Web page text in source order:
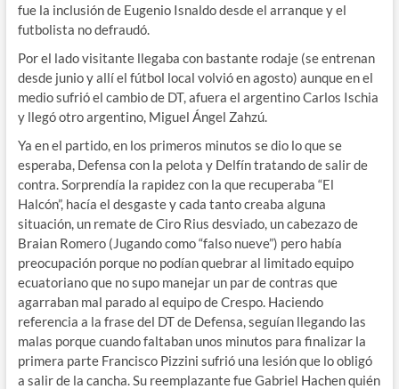
fue la inclusión de Eugenio Isnaldo desde el arranque y el
futbolista no defraudó.
Por el lado visitante llegaba con bastante rodaje (se entrenan
desde junio y allí el fútbol local volvió en agosto) aunque en el
medio sufrió el cambio de DT, afuera el argentino Carlos Ischia
y llegó otro argentino, Miguel Ángel Zahzú.
Ya en el partido, en los primeros minutos se dio lo que se
esperaba, Defensa con la pelota y Delfín tratando de salir de
contra. Sorprendía la rapidez con la que recuperaba “El
Halcón”, hacía el desgaste y cada tanto creaba alguna
situación, un remate de Ciro Rius desviado, un cabezazo de
Braian Romero (Jugando como “falso nueve”) pero había
preocupación porque no podían quebrar al limitado equipo
ecuatoriano que no supo manejar un par de contras que
agarraban mal parado al equipo de Crespo. Haciendo
referencia a la frase del DT de Defensa, seguían llegando las
malas porque cuando faltaban unos minutos para finalizar la
primera parte Francisco Pizzini sufrió una lesión que lo obligó
a salir de la cancha. Su reemplazante fue Gabriel Hachen quién